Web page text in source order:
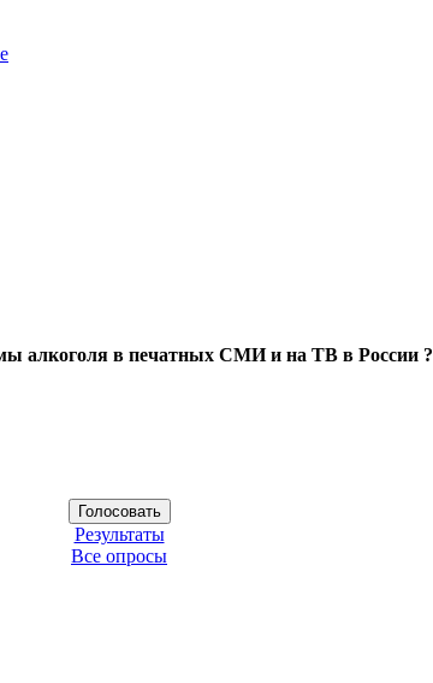
алкоголя в печатных СМИ и на ТВ в России ?
Результаты
Все опросы